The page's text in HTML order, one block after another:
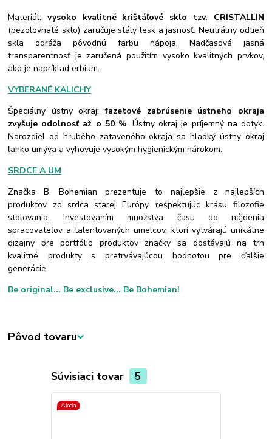
Materiál: vysoko kvalitné krištáľové sklo tzv. CRISTALLIN
(bezolovnaté sklo) zaručuje stály lesk a jasnosť. Neutrálny odtieň
skla odráža pôvodnú farbu nápoja. Nadčasová jasná
transparentnosť je zaručená použitím vysoko kvalitných prvkov,
ako je napríklad erbium.
VYBERANÉ KALICHY
Špeciálny ústny okraj:fazetové zabrúsenie ústneho okraja
zvyšuje odolnosť až o 50 %. Ústny okraj je príjemný na dotyk.
Narozdiel od hrubého zataveného okraja sa hladký ústny okraj
ľahko umýva a vyhovuje vysokým hygienickým nárokom.
SRDCE A UM
Značka B. Bohemian prezentuje to najlepšie z najlepších
produktov zo srdca starej Európy, rešpektujúc krásu filozofie
stolovania. Investovaním množstva času do nájdenia
spracovateľov a talentovaných umelcov, ktorí vytvárajú unikátne
dizajny pre portfólio produktov značky sa dostávajú na trh
kvalitné produkty s pretrvávajúcou hodnotou pre ďalšie
generácie.
Be original... Be exclusive... Be Bohemian!
Pôvod tovaru
Súvisiaci tovar 5
Akcia